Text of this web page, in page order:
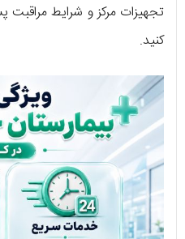
تجهیزات مرکز و شرایط مراقبت
کنید.